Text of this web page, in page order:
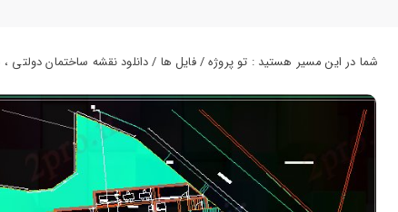
حساب
کاربری
شما در این مسیر هستید : تو پروژه / فایل ها / دانلود نقشه ساختمان دولتی ،